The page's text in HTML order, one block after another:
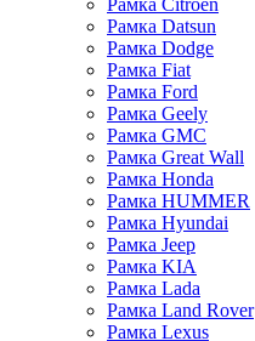
Рамка Citroen
Рамка Datsun
Рамка Dodge
Рамка Fiat
Рамка Ford
Рамка Geely
Рамка GMC
Рамка Great Wall
Рамка Honda
Рамка HUMMER
Рамка Hyundai
Рамка Jeep
Рамка KIA
Рамка Lada
Рамка Land Rover
Рамка Lexus